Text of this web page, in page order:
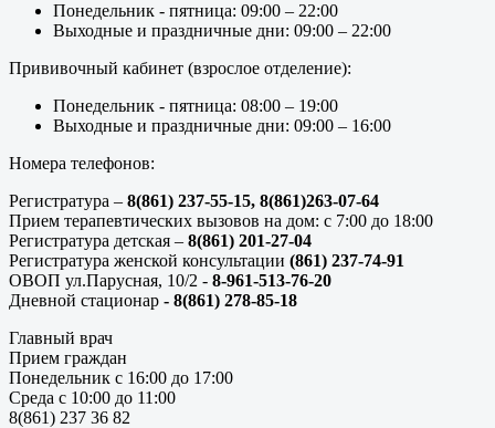
Понедельник - пятница: 09:00 – 22:00
Выходные и праздничные дни: 09:00 – 22:00
Прививочный кабинет (взрослое отделение):
Понедельник - пятница: 08:00 – 19:00
Выходные и праздничные дни: 09:00 – 16:00
Номера телефонов:
Регистратура – 8(861) 237-55-15, 8(861)263-07-64
Прием терапевтических вызовов на дом: с 7:00 до 18:00
Регистратура детская – 8(861) 201-27-04
Регистратура женской консультации (861) 237-74-91
ОВОП ул.Парусная, 10/2 - 8-961-513-76-20
Дневной стационар - 8(861) 278-85-18
Главный врач
Прием граждан
Понедельник с 16:00 до 17:00
Среда с 10:00 до 11:00
8(861) 237 36 82